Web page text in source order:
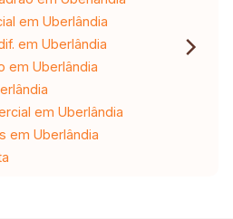
em Uberlândia
em Uberlândia
em Uberlândia
em Uberlândia
em Uberlândia